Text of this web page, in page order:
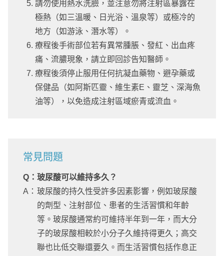
請勿使用熱水洗臉，並注意勿將注射區暴露在
極熱（如三溫暖、日光浴、溫泉等）或極冷的
地方（如游泳、潛水等）。
療程後手術部位若有異常腫脹、發紅、出血疼
痛、流膿現象，請立即回診告知醫師。
療程後須停止服用任何抗凝血藥物、避孕藥或
保健品（如阿斯匹靈、維生素E、靈芝、深海魚
油等），以免造成注射區域瘀青或流血。
常見問題
Q：玻尿酸可以維持多久？
A： 玻尿酸的持久性受許多因素影響，例如玻尿酸
的劑型、注射部位、患者的生活習慣和年齡
等。玻尿酸通常約可維持半年到一年，而大分
子的玻尿酸相較於小分子久維持得更久；高交
聯也比低交聯還要久。而生活習慣包括作息正